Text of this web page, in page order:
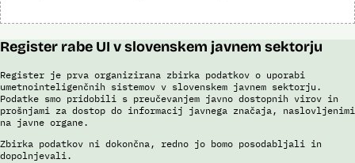
Register rabe UI v slovenskem javnem sektorju
Register je prva organizirana zbirka podatkov o uporabi
umetnointeligenčnih sistemov v slovenskem javnem sektorju.
Podatke smo pridobili s preučevanjem javno dostopnih virov in
prošnjami za dostop do informacij javnega značaja, naslovljenimi
na javne organe.
Zbirka podatkov ni dokončna, redno jo bomo posodabljali in
dopolnjevali.